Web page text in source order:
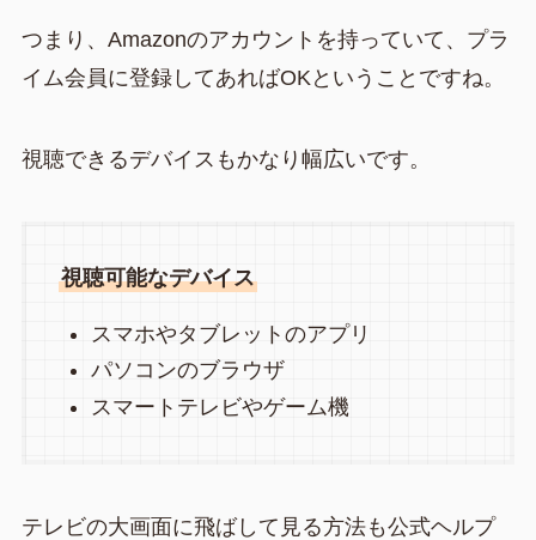
つまり、Amazonのアカウントを持っていて、プラ
イム会員に登録してあればOKということですね。
視聴できるデバイスもかなり幅広いです。
視聴可能なデバイス
スマホやタブレットのアプリ
パソコンのブラウザ
スマートテレビやゲーム機
テレビの大画面に飛ばして見る方法も公式ヘルプ